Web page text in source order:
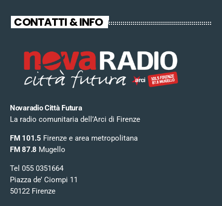
CONTATTI & INFO
Novaradio Città Futura
La radio comunitaria dell’Arci di Firenze
FM 101.5 Firenze e area metropolitana
FM 87.8 Mugello
Tel 055 0351664
Piazza de’ Ciompi 11
50122 Firenze